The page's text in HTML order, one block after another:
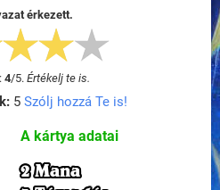
érkezett.
4/5. Értékelj te is.
5 Szólj hozzá Te is!
A kártya adatai
2 Mana